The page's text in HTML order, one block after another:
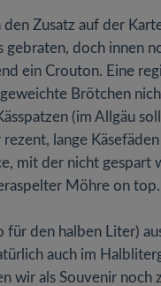
Zusatz auf der
gebraten, doch innen
ein Crouton. Eine
Brötchen
(im Allgäu
lange
mit der nicht
Möhre on top.
den halben Liter)
auch im
wir als Souvenir noch